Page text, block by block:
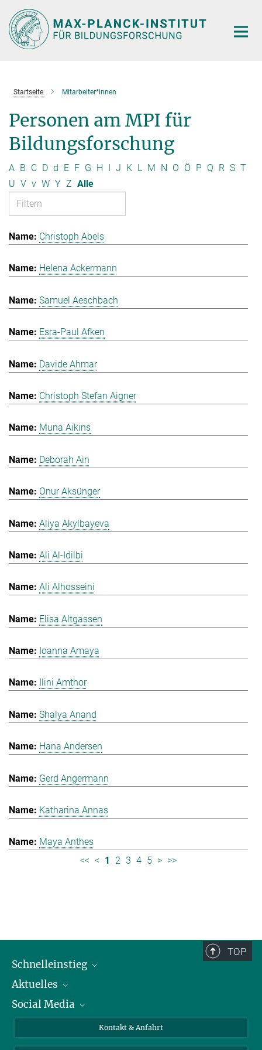
Hauptinhalt
Startseite Mitarbeiter*innen
Personen am MPI für
Bildungsforschung
A B C D d E F G H I J K L M N O Ö P Q R S T
U V v W Y Z Alle
Christoph Abels
Helena Ackermann
Samuel Aeschbach
Esra-Paul Afken
Davide Ahmar
Christoph Stefan Aigner
Muna Aikins
Deborah Ain
Onur Aksünger
Aliya Akylbayeva
Ali Al-Idilbi
Ali Alhosseini
Elisa Altgassen
Ioanna Amaya
Ilini Amthor
Shalya Anand
Hana Andersen
Gerd Angermann
Katharina Annas
Maya Anthes
<< < 1 2 3 4 5 > >>
TOP
Schnelleinstieg
Personen
Pressebereich
Aktuelles
Stellenangebote
Social Media
X
Kontakt & Anfahrt